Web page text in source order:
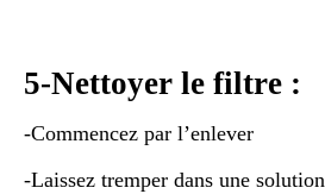
5-Nettoyer le filtre :
-Commencez par l’enlever
-Laissez tremper dans une